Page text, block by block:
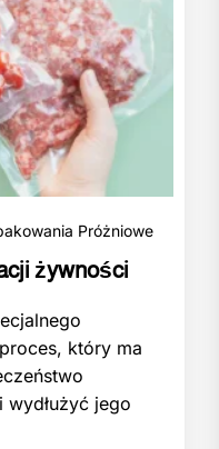
Próżniowe
żywności
który ma
jego